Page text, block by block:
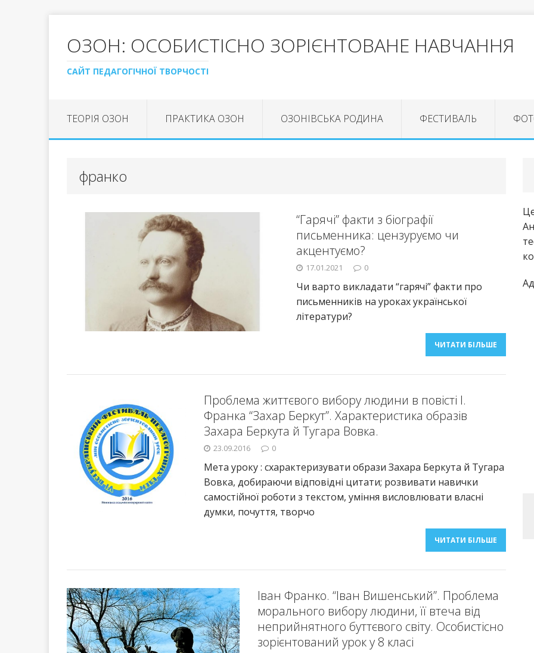
ОЗОН: ОСОБИСТІСНО ЗОРІЄНТОВАНЕ НАВЧАННЯ
САЙТ ПЕДАГОГІЧНОЇ ТВОРЧОСТІ
ТЕОРІЯ ОЗОН ПРАКТИКА ОЗОН ОЗОНІВСЬКА РОДИНА ФЕСТИВАЛЬ
франко
“Гарячі” факти з біографії
письменника: цензуруємо чи
акцентуємо?
17.01.2021 0
Чи варто викладати “гарячі” факти про
письменників на уроках української
літератури?
ЧИТАТИ БІЛЬШЕ
Проблема життєвого вибору людини в повісті І.
Франка “Захар Беркут”. Характерис­тика образів
Захара Беркута й Тугара Вовка.
23.09.2016 0
Мета уроку : схарактеризувати образи Захара Беркута й Тугара
Вовка, добираючи відповідні цитати; розвивати навички
самостійної роботи з текстом, уміння висловлювати власні
думки, почуття, творчо
ЧИТАТИ БІЛЬШЕ
Іван Франко. “Іван Вишенський”. Проблема
морального вибору людини, її втеча від
неприйнятного буттєвого світу. Особистісно
зорієнтований урок у 8 класі